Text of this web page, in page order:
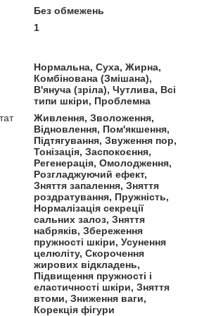
Без обмежень
1
Нормальна, Суха, Жирна,
Комбінована (Змішана),
В'януча (зріла), Чутлива, Всі
типи шкіри, Проблемна
Живлення, Зволоження,
Відновлення, Пом'якшення,
Підтягування, Звуження пор,
Тонізація, Заспокоєння,
Регенерація, Омолодження,
Розгладжуючий ефект,
Зняття запалення, Зняття
роздратування, Пружність,
Нормалізація секреції
сальних залоз, Зняття
набряків, Збереження
пружності шкіри, Усунення
целюліту, Скорочення
жирових відкладень,
Підвищення пружності і
еластичності шкіри, Зняття
втоми, Зниження ваги,
Корекція фігури